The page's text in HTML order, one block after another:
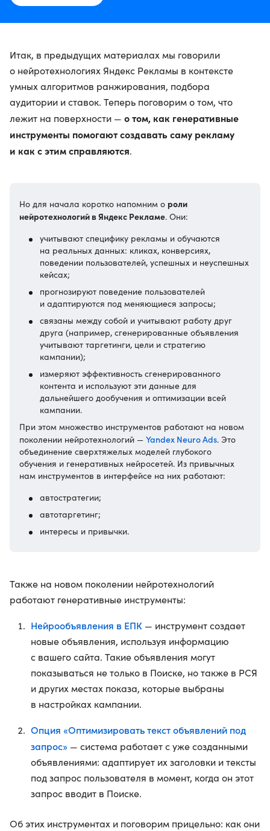
Итак, в предыдущих материалах мы говорили
о нейротехнологиях Яндекс Рекламы в контексте
умных алгоритмов ранжирования, подбора
аудитории и ставок. Теперь поговорим о том, что
лежит на поверхности — о том, как генеративные
инструменты помогают создавать саму рекламу
и как с этим справляются.
Но для начала коротко напомним о роли
нейротехнологий в Яндекс Рекламе. Они:
учитывают специфику рекламы и обучаются
на реальных данных: кликах, конверсиях,
поведении пользователей, успешных и неуспешных
кейсах;
прогнозируют поведение пользователей
и адаптируются под меняющиеся запросы;
связаны между собой и учитывают работу друг
друга (например, сгенерированные объявления
учитывают таргетинги, цели и стратегию
кампании);
измеряют эффективность сгенерированного
контента и используют эти данные для
дальнейшего дообучения и оптимизации всей
кампании.
При этом множество инструментов работают на новом
поколении нейротехнологий — Yandex Neuro Ads. Это
объединение сверхтяжелых моделей глубокого
обучения и генеративных нейросетей. Из привычных
нам инструментов в интерфейсе на них работают:
автостратегии;
автотаргетинг;
интересы и привычки.
Также на новом поколении нейротехнологий
работают генеративные инструменты:
Нейрообъявления в ЕПК — инструмент создает
новые объявления, используя информацию
с вашего сайта. Такие объявления могут
показываться не только в Поиске, но также в РСЯ
и других местах показа, которые выбраны
в настройках кампании.
Опция «Оптимизировать текст объявлений под
запрос» — система работает с уже созданными
объявлениями: адаптирует их заголовки и тексты
под запрос пользователя в момент, когда он этот
запрос вводит в Поиске.
Об этих инструментах и поговорим прицельно: как они